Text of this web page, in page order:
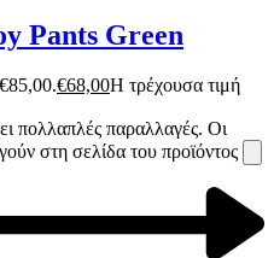
Pants Green
€68,00Η τρέχουσα τιμή
πολλαπλές παραλλαγές. Οι
στη σελίδα του προϊόντος